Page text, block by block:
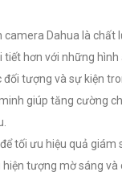
Dahua là chất
hơn với những hình
đối tượng và sự kiện
giúp tăng cường
tối ưu hiệu quả
tượng mờ sáng